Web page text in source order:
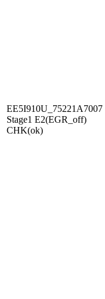
EE5I910U_75221A7007
Stage1 E2(EGR_off)
CHK(ok)